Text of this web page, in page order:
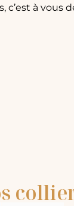
c’est à vous